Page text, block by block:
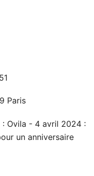
Paris
: Ovila - 4 avril 2024 :
un anniversaire